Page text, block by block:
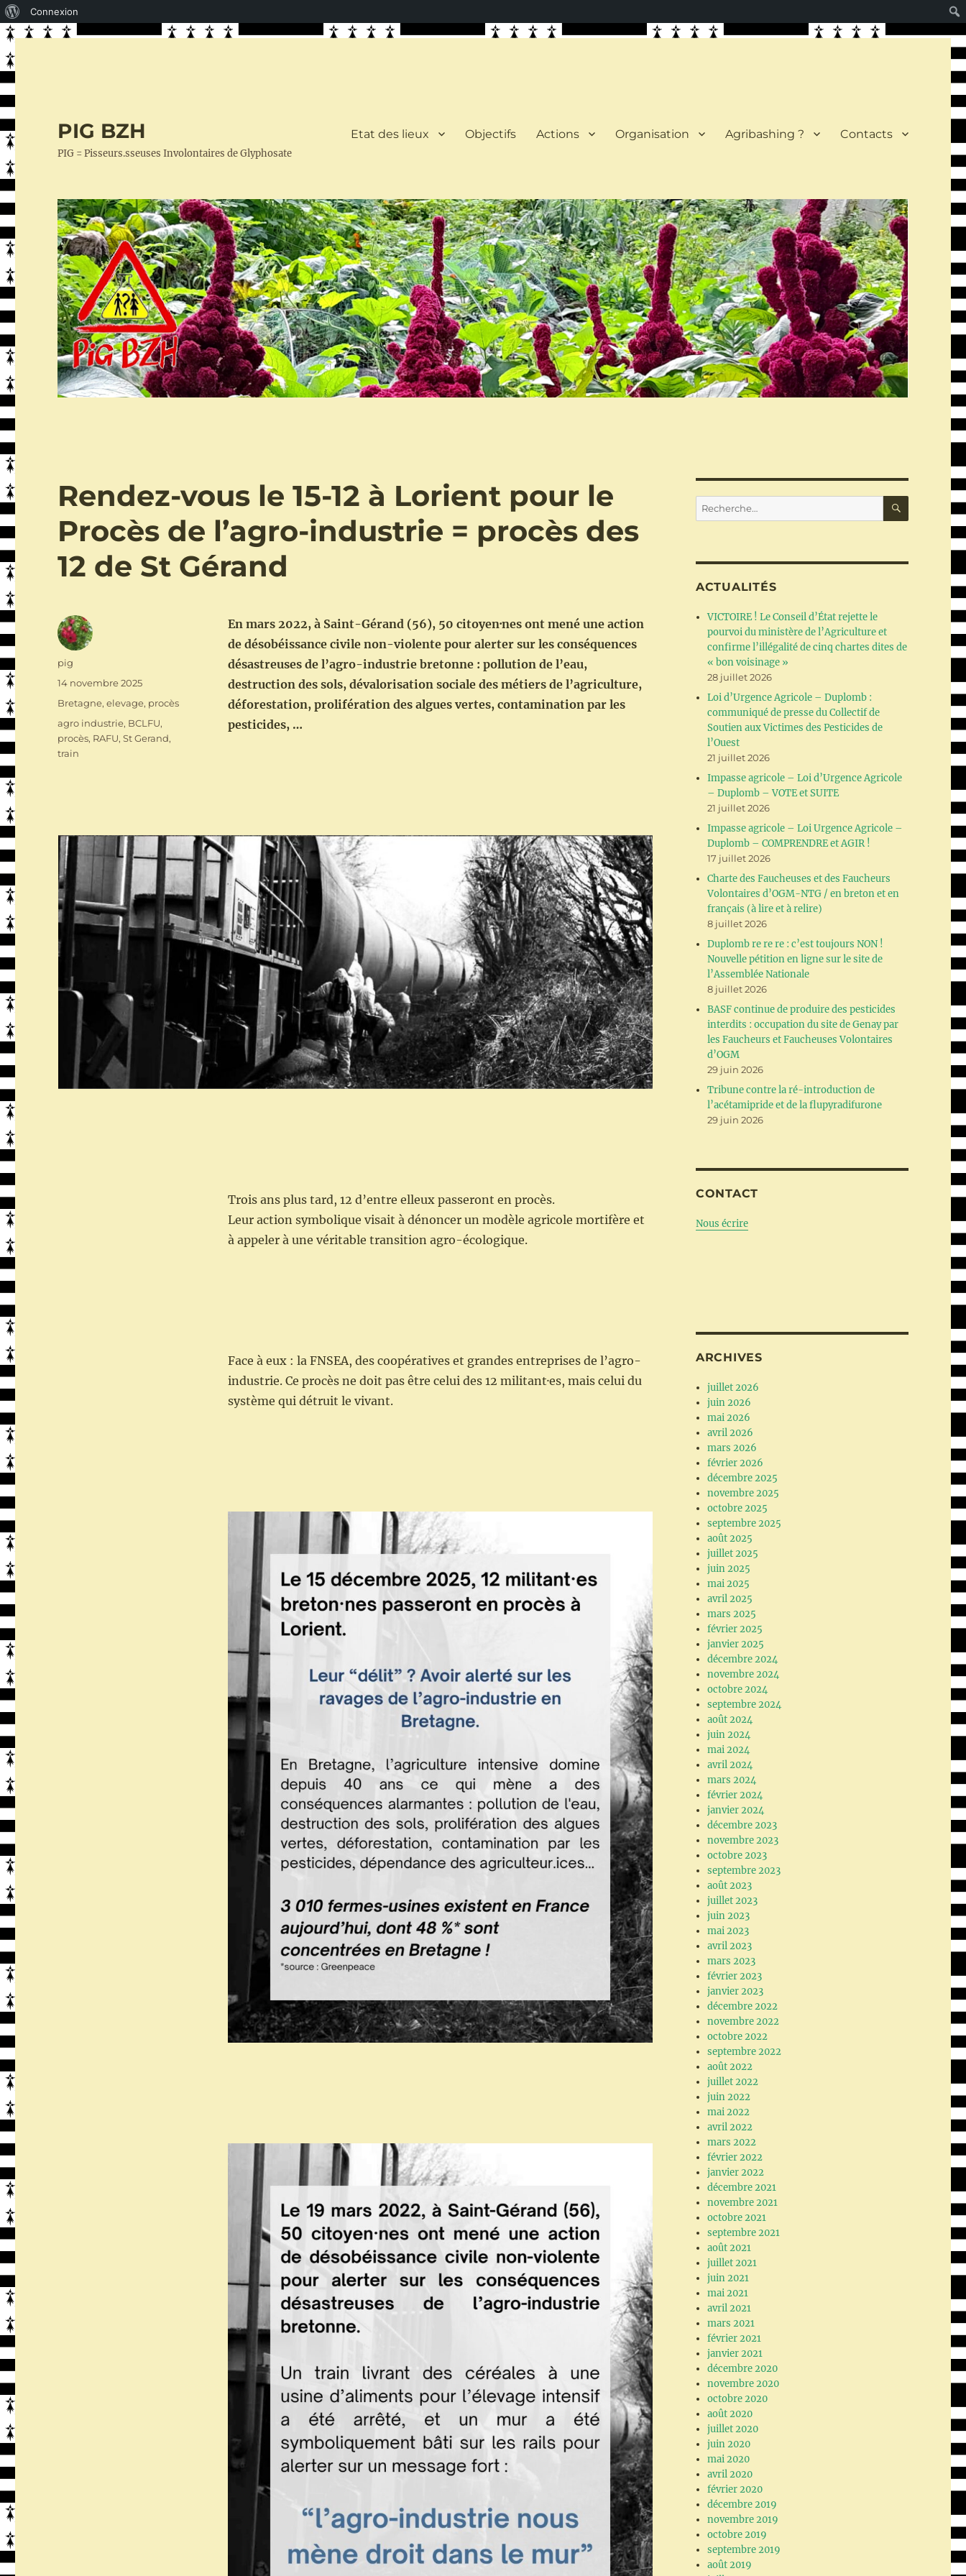
propos
Connexion
PIG BZH
PIG = Pisseurs.sseuses Involontaires de Glyphosate
Etat des lieux Objectifs Actions Organisation Agribashing ? Contacts
Rendez-vous le 15-12 à Lorient pour le
Procès de l’agro-industrie = procès des
12 de St Gérand
En mars 2022, à Saint-Gérand (56), 50 citoyen·nes ont mené une action
de désobéissance civile non-violente pour alerter sur les conséquences
désastreuses de l’agro-industrie bretonne : pollution de l’eau,
destruction des sols, dévalorisation sociale des métiers de l’agriculture,
déforestation, prolifération des algues vertes, contamination par les
pesticides, …
Trois ans plus tard, 12 d’entre elleux passeront en procès.
Leur action symbolique visait à dénoncer un modèle agricole mortifère et
à appeler à une véritable transition agro-écologique.
Face à eux : la FNSEA, des coopératives et grandes entreprises de l’agro-
industrie. Ce procès ne doit pas être celui des 12 militant·es, mais celui du
système qui détruit le vivant.
Auteur
pig
Publié
14 novembre 2025
Catégories
Bretagne,elevage, procès
Étiquettes
agro industrie, BCLFU,
procès, RAFU,St Gerand,
train
Recherche
pour :
ACTUALITÉS
VICTOIRE ! Le Conseil d’État rejette le
pourvoi du ministère de l’Agriculture et
confirme l’illégalité de cinq chartes dites de
« bon voisinage »
28 juillet 2026
Loi d’Urgence Agricole – Duplomb :
communiqué de presse du Collectif de
Soutien aux Victimes des Pesticides de
l’Ouest
21 juillet 2026
Impasse agricole – Loi d’Urgence Agricole
– Duplomb – VOTE et SUITE
21 juillet 2026
Impasse agricole – Loi Urgence Agricole –
Duplomb – COMPRENDRE et AGIR !
17 juillet 2026
Charte des Faucheuses et des Faucheurs
Volontaires d’OGM-NTG / en breton et en
français (à lire et à relire)
8 juillet 2026
Duplomb re re re : c’est toujours NON !
Nouvelle pétition en ligne sur le site de
l’Assemblée Nationale
8 juillet 2026
BASF continue de produire des pesticides
interdits : occupation du site de Genay par
les Faucheurs et Faucheuses Volontaires
d’OGM
29 juin 2026
Tribune contre la ré-introduction de
l’acétamipride et de la flupyradifurone
29 juin 2026
CONTACT
Nous écrire
ARCHIVES
juillet 2026
juin 2026
mai 2026
avril 2026
mars 2026
février 2026
décembre 2025
novembre 2025
octobre 2025
septembre 2025
août 2025
juillet 2025
juin 2025
mai 2025
avril 2025
mars 2025
février 2025
janvier 2025
décembre 2024
novembre 2024
octobre 2024
septembre 2024
août 2024
juin 2024
mai 2024
avril 2024
mars 2024
février 2024
janvier 2024
décembre 2023
novembre 2023
octobre 2023
septembre 2023
août 2023
juillet 2023
juin 2023
mai 2023
avril 2023
mars 2023
février 2023
janvier 2023
décembre 2022
novembre 2022
octobre 2022
septembre 2022
août 2022
juillet 2022
juin 2022
mai 2022
avril 2022
mars 2022
février 2022
janvier 2022
décembre 2021
novembre 2021
octobre 2021
septembre 2021
août 2021
juillet 2021
juin 2021
mai 2021
avril 2021
mars 2021
février 2021
janvier 2021
décembre 2020
novembre 2020
octobre 2020
août 2020
juillet 2020
juin 2020
mai 2020
avril 2020
février 2020
décembre 2019
novembre 2019
octobre 2019
septembre 2019
août 2019